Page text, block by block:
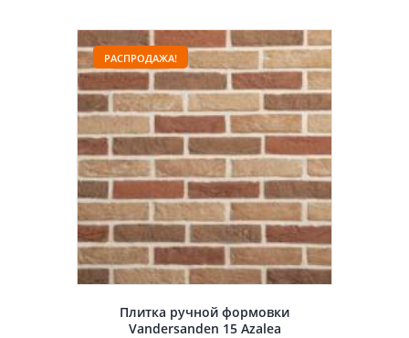
РАСПРОДАЖА!
Плитка ручной формовки
Vandersanden 15 Azalea